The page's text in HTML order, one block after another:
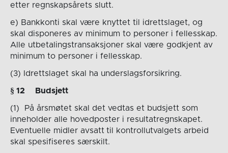
etter regnskapsårets slutt.
e) Bankkonti skal være knyttet til idrettslaget, og
skal disponeres av minimum to personer i fellesskap.
Alle utbetalingstransaksjoner skal være godkjent av
minimum to personer i fellesskap.
(3) Idrettslaget skal ha underslagsforsikring.
§ 12 Budsjett
(1) På årsmøtet skal det vedtas et budsjett som
inneholder alle hovedposter i resultatregnskapet.
Eventuelle midler avsatt til kontrollutvalgets arbeid
skal spesifiseres særskilt.